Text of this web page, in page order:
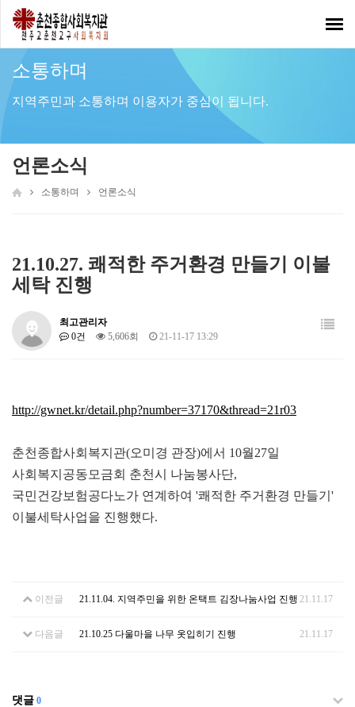
소통하며
지역주민과 소통하며 이용자가 중심이 됩니다.
언론소식
소통하며 언론소식
21.10.27. 쾌적한 주거환경 만들기 이불
세탁 진행
최고관리자
0건
5,606회 21-11-17 13:29
http://gwnet.kr/detail.php?number=37170&thread=21r03
춘천종합사회복지관(오미경 관장)에서 10월27일
사회복지공동모금회 춘천시 나눔봉사단,
국민건강보험공다노가 연계하여 '쾌적한 주거환경 만들기'
이불세탁사업을 진행했다.
이전글 21.11.04. 지역주민을 위한 온택트 김장나눔사업 진행 21.11.17
다음글 21.10.25 다울마을 나무 옷입히기 진행 21.11.17
댓글 0